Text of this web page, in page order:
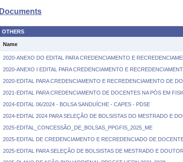
Documents
OTHERS
Name
2020-ANEXO DO EDITAL PARA CREDENCIAMENTO E
2020-ANEXO I EDITAL PARA CREDENCIAMENTO E
2020-EDITAL PARA CREDENCIAMENTO E RECREDENCIAMENTO DE
2021-EDITAL PARA CREDENCIAMENTO DE DOCENTES NA PÓS EM
2024-EDITAL 06/2024 - BOLSA SANDUÍCHE - CAPES - PDSE
2024-EDITAL 2024 PARA SELEÇÃO DE BOLSISTAS DO MESTRADO E
2025-EDITAL_CONCESSÃO_DE_BOLSAS_PPGFIS_2025_ME
2025-EDITAL DE CREDENCIAMENTO E RECREDENCIADO DE
2025-EDITAL PARA SELEÇÃO DE BOLSISTAS DE MESTRADO E